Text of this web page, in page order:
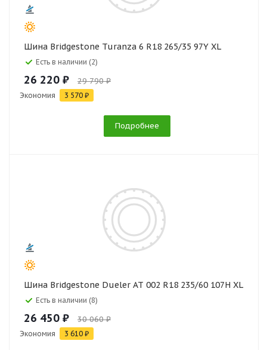
Шина Bridgestone Turanza 6 R18 265/35 97Y XL
Есть в наличии (2)
26 220 ₽ 29 790 ₽
Экономия 3 570 ₽
Подробнее
Шина Bridgestone Dueler AT 002 R18 235/60 107H XL
Есть в наличии (8)
26 450 ₽ 30 060 ₽
Экономия 3 610 ₽